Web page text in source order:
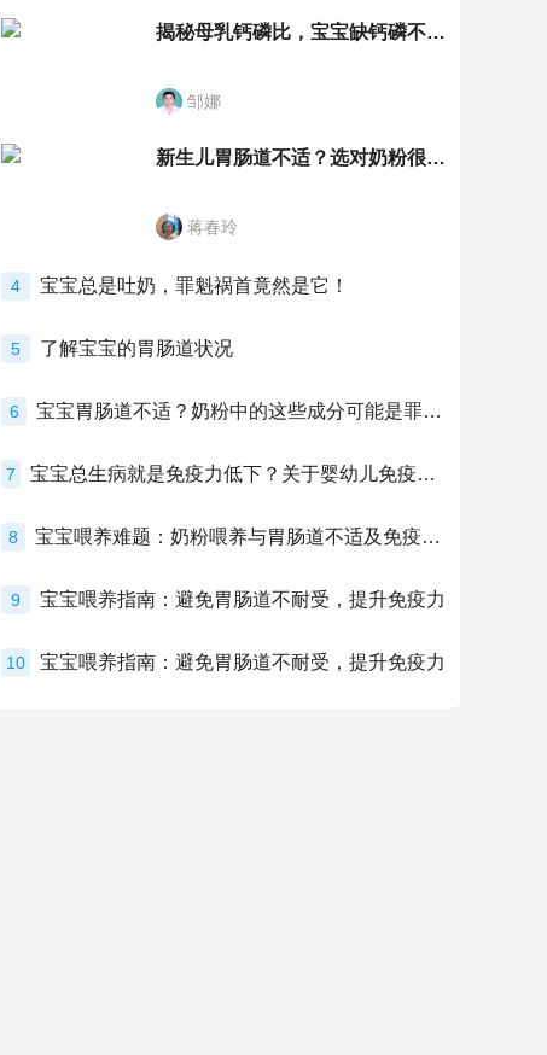
揭秘母乳钙磷比，宝宝缺钙磷不再愁
邹娜
新生儿胃肠道不适？选对奶粉很重要！
蒋春玲
4 宝宝总是吐奶，罪魁祸首竟然是它！
5 了解宝宝的胃肠道状况
6 宝宝胃肠道不适？奶粉中的这些成分可能是罪魁祸首！
7 宝宝总生病就是免疫力低下？关于婴幼儿免疫力的真相，家长必须了解！
8 宝宝喂养难题：奶粉喂养与胃肠道不适及免疫力提升的奥秘
9 宝宝喂养指南：避免胃肠道不耐受，提升免疫力
10 宝宝喂养指南：避免胃肠道不耐受，提升免疫力